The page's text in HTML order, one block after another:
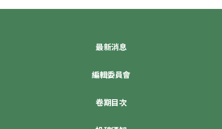
最新消息
編輯委員會
卷期目次